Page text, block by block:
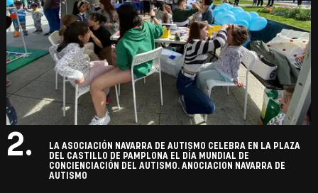
2.
LA ASOCIACIÓN NAVARRA DE AUTISMO CELEBRA EN LA PLAZA
DEL CASTILLO DE PAMPLONA EL DÍA MUNDIAL DE
CONCIENCIACIÓN DEL AUTISMO. ANOCIACION NAVARRA DE
AUTISMO